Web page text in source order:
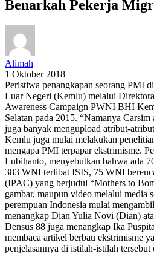
Benarkah Pekerja
Alimah
1 Oktober 2018
Peristiwa penangkapan seorang PMI
Luar Negeri (Kemlu) melalui
Awareness Campaign PWNI BHI
Selatan pada 2015. “Namanya
juga banyak mengupload atribut-
Kemlu juga mulai melakukan
mengapa PMI terpapar ekstrimisme.
Lubihanto, menyebutkan bahwa ada
383 WNI terlibat ISIS, 75 WNI
(IPAC) yang berjudul “Mothers to
gambar, maupun video melalui media
perempuan Indonesia mulai
menangkap Dian Yulia Novi (Dian)
Densus 88 juga menangkap Ika
membaca artikel berbau ekstrimisme
penjelasannya di istilah-istilah